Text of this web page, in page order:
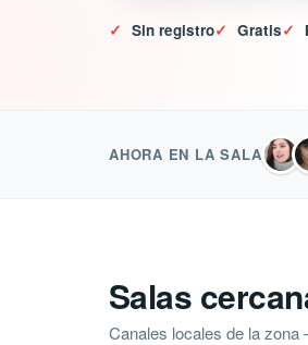
✓ Sin registro✓ Gratis✓
AHORA EN LA SALA
Salas
Canales locales de la